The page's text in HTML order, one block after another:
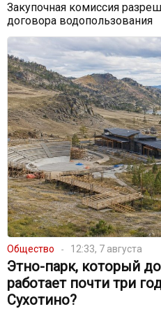
Закупочная комиссия
договора водопользования
Общество 12:33, 7 августа
Этно-парк, который
работает почти три
Сухотино?